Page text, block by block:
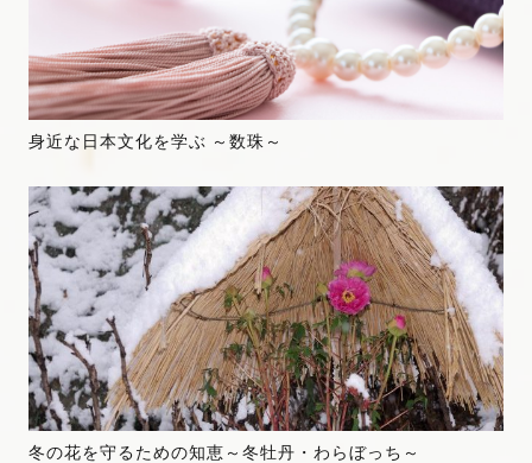
身近な日本文化を学ぶ ～数珠～
冬の花を守るための知恵～冬牡丹・わらぼっち～